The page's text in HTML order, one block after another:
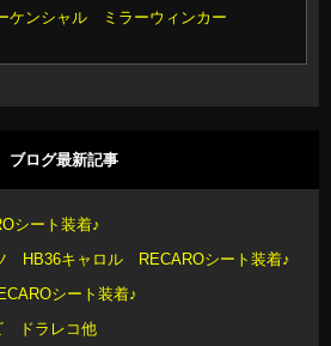
ケンシャル ミラーウィンカー
ブログ最新記事
シート装着♪
HB36キャロル RECAROシート装着♪
シート装着♪
ドラレコ他